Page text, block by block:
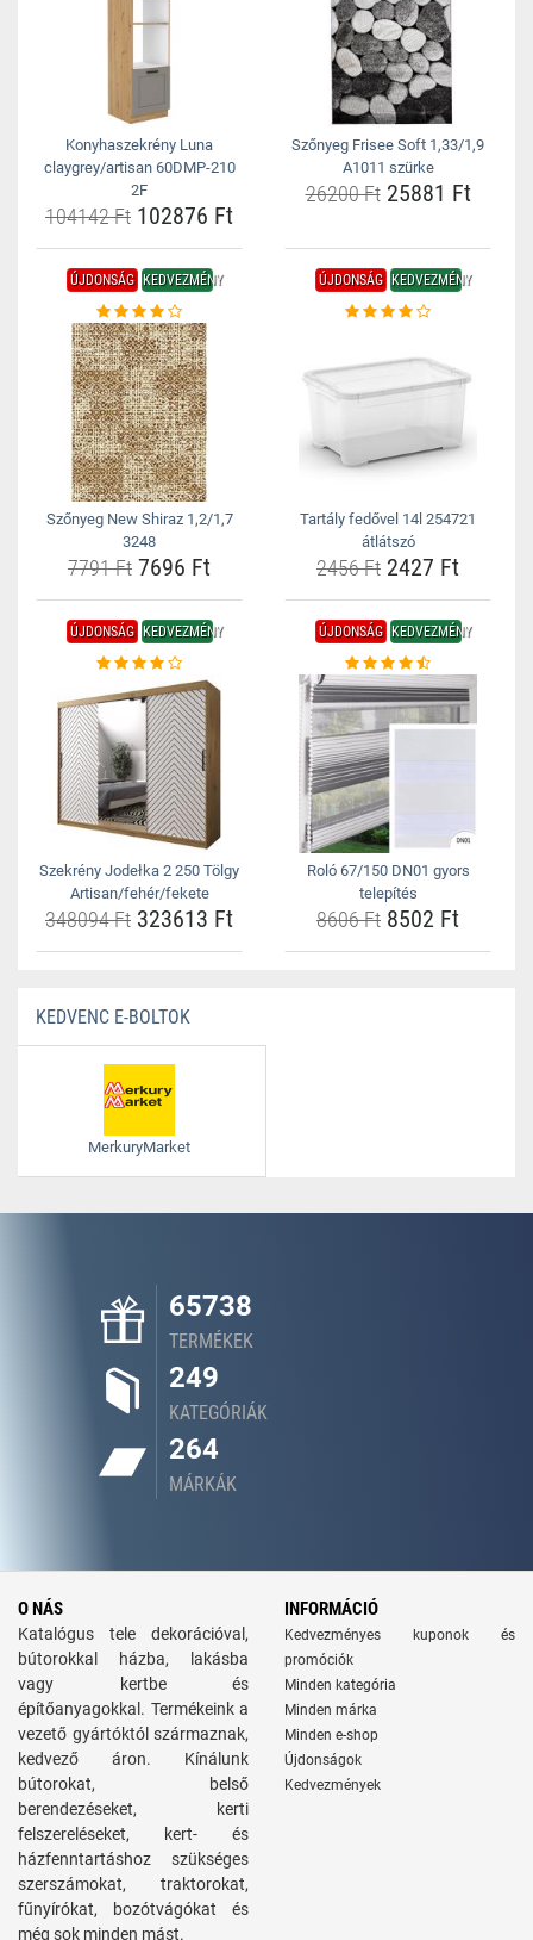
Konyhaszekrény Luna
claygrey/artisan 60DMP-210
2F
104142 Ft 102876 Ft
Szőnyeg Frisee Soft 1,33/1,9
A1011 szürke
26200 Ft25881 Ft
ÚJDONSÁG KEDVEZMÉNY
Szőnyeg New Shiraz 1,2/1,7
3248
7791 Ft 7696 Ft
ÚJDONSÁG KEDVEZMÉNY
Tartály fedővel 14l 254721
átlátszó
2456 Ft 2427 Ft
ÚJDONSÁG KEDVEZMÉNY
Szekrény Jodełka 2 250 Tölgy
Artisan/fehér/fekete
348094 Ft 323613 Ft
ÚJDONSÁG KEDVEZMÉNY
Roló 67/150 DN01 gyors
telepítés
8606 Ft 8502 Ft
KEDVENC E-BOLTOK
MerkuryMarket
65738
TERMÉKEK
249
KATEGÓRIÁK
264
MÁRKÁK
O NÁS
Katalógus tele dekorációval,
bútorokkal házba, lakásba
vagy kertbe és
építőanyagokkal. Termékeink a
vezető gyártóktól származnak,
kedvező áron. Kínálunk
bútorokat, belső
berendezéseket, kerti
felszereléseket, kert- és
házfenntartáshoz szükséges
szerszámokat, traktorokat,
fűnyírókat, bozótvágókat és
még sok minden mást.
INFORMÁCIÓ
Kedvezményes kuponok és
promóciók
Minden kategória
Minden márka
Minden e-shop
Újdonságok
Kedvezmények